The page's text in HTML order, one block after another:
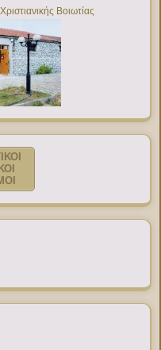
Βοιωτίας